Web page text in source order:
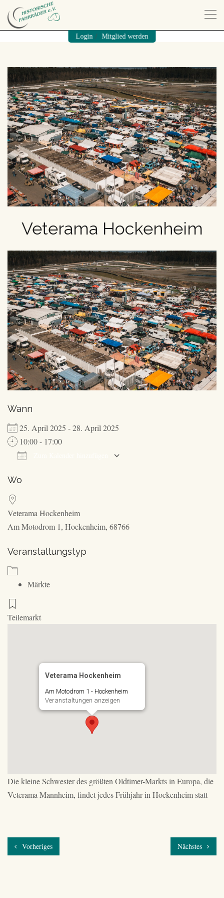
Login/Mitglied werden
Veterama Hockenheim
Wann
25. April 2025 - 28. April 2025
10:00 - 17:00
Wo
Veterama Hockenheim
Am Motodrom 1, Hockenheim, 68766
Veranstaltungstyp
Märkte
Teilemarkt
Veterama Hockenheim
Am Motodrom 1 - Hockenheim
Veranstaltungen anzeigen
Die kleine Schwester des größten Oldtimer-Markts in Europa, die
Veterama Mannheim, findet jedes Frühjahr in Hockenheim statt
Vorheriges Nächstes